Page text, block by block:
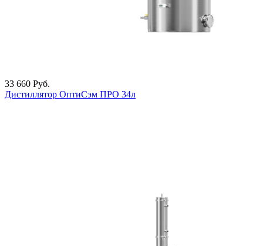
33 660 Руб.
Дистиллятор ОптиСэм ПРО 34л